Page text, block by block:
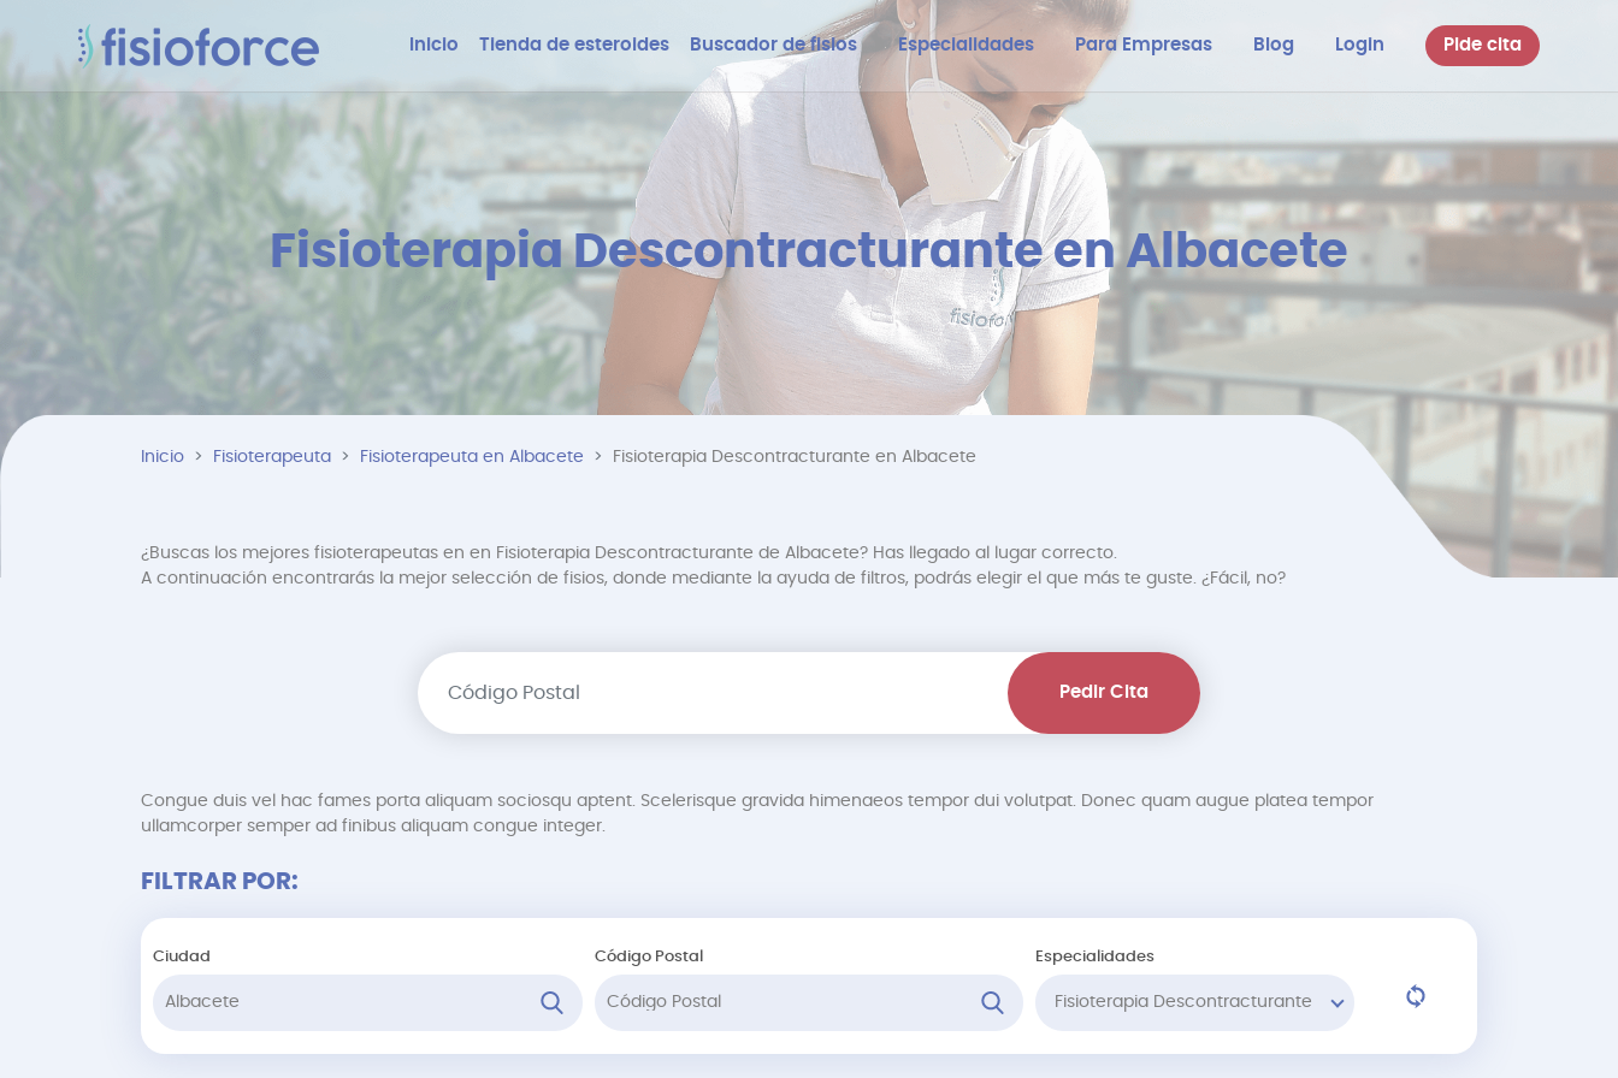
Inicio Tienda de esteroides Buscador de fisios Especialidades Para Empresas Blog Login Pide cita
Fisioterapia Descontracturante en Albacete
Inicio Fisioterapeuta Fisioterapeuta en Albacete Fisioterapia Descontracturante en Albacete
¿Buscas los mejores fisioterapeutas en en Fisioterapia Descontracturante de Albacete? Has llegado al lugar correcto.
A continuación encontrarás la mejor selección de fisios, donde mediante la ayuda de filtros, podrás elegir el que más te guste. ¿Fácil, no?
Pedir Cita
Congue duis vel hac fames porta aliquam sociosqu aptent. Scelerisque gravida himenaeos tempor dui volutpat. Donec quam augue platea tempor
ullamcorper semper ad finibus aliquam congue integer.
FILTRAR POR:
Ciudad Código Postal Especialidades
Fisioterapia Descontracturante